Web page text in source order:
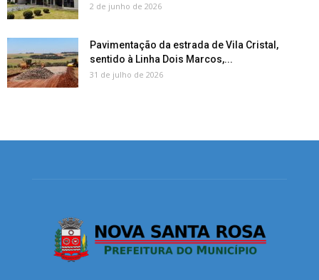
2 de junho de 2026
Pavimentação da estrada de Vila Cristal,
sentido à Linha Dois Marcos,...
31 de julho de 2026